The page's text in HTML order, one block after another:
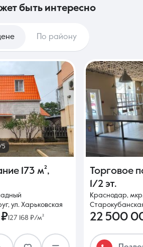
быть интересно
По району
5
173 м²,
ул. Харьковская
127 168 ₽/м²
Торговое
1/2 эт.
Краснодар,
22 500